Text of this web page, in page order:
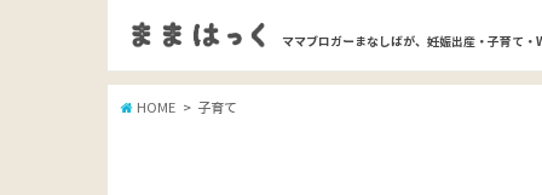
ママブロガーまなしばが、妊娠出産・子育て
HOME 子育て